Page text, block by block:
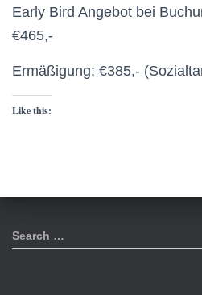
Early Bird Angebot bei
€465,-
Ermäßigung: €385,-
Like this:
S
e
Search …